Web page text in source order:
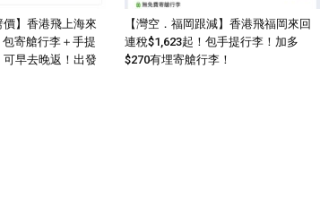
價】香港飛上海來
寄艙行李＋手提
早去晚返！出發
【灣空．福岡跟減】香港飛福岡來回
連稅$1,623起！包手提行李！加多
$270有埋寄艙行李！